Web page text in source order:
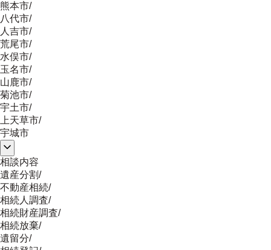
熊本市/
八代市/
人吉市/
荒尾市/
水俣市/
玉名市/
山鹿市/
菊池市/
宇土市/
上天草市/
宇城市
相談内容
遺産分割/
不動産相続/
相続人調査/
相続財産調査/
相続放棄/
遺留分/